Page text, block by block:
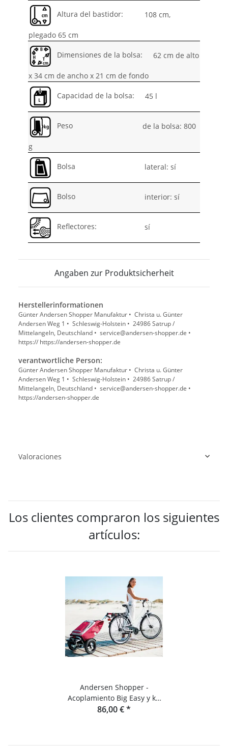
Altura del bastidor: 108 cm,
plegado 65 cm
Dimensiones de la bolsa: 62 cm de alto
x 34 cm de ancho x 21 cm de fondo
Capacidad de la bolsa: 45 l
Peso de la bolsa: 800
g
Bolsa lateral: sí
Bolso interior: sí
Reflectores: sí
Angaben zur Produktsicherheit
Herstellerinformationen
Günter Andersen Shopper Manufaktur • Christa u. Günter
Andersen Weg 1 • Schleswig-Holstein • 24986 Satrup /
Mittelangeln, Deutschland • service@andersen-shopper.de •
https:// https://andersen-shopper.de
verantwortliche Person:
Günter Andersen Shopper Manufaktur • Christa u. Günter
Andersen Weg 1 • Schleswig-Holstein • 24986 Satrup /
Mittelangeln, Deutschland • service@andersen-shopper.de •
https://andersen-shopper.de
Valoraciones
Los clientes compraron los siguientes
artículos:
Andersen Shopper -
Acoplamiento Big Easy y kit
de ampliación para la
86,00 €*